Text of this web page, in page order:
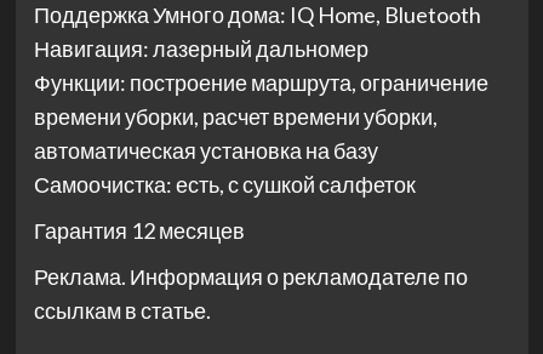
Поддержка Умного дома: IQ Home, Bluetooth
Навигация: лазерный дальномер
Функции: построение маршрута, ограничение
времени уборки, расчет времени уборки,
автоматическая установка на базу
Самоочистка: есть, с сушкой салфеток
Гарантия 12 месяцев
Реклама. Информация о рекламодателе по
ссылкам в статье.